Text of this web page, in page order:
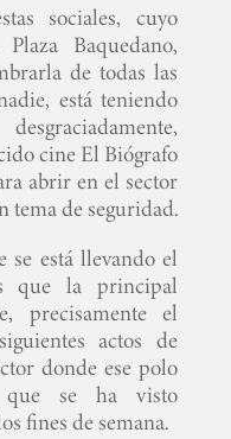
sociales, cuyo
Baquedano,
de todas las
está teniendo
cine El Biógrafo
abrir en el sector
tema de seguridad.
se está llevando el
que la principal
precisamente el
actos de
donde ese polo
que se ha visto
fines de semana.